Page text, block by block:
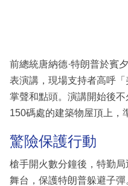
區
前總統唐納德·特朗普於賓
表演講，現場支持者高呼
掌聲和點頭。演講開始後
150碼處的建築物屋頂上，
驚險保護行動
槍手開火數分鐘後，特勤
舞台，保護特朗普躲避子